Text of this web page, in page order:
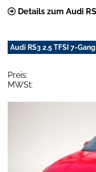
Details zum Audi
Audi RS3 2.5 TFSI 7-
Preis:
MWSt: